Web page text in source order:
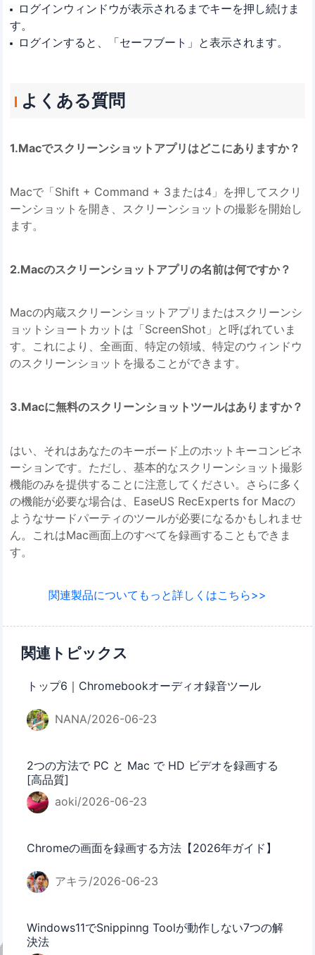
ログインウィンドウが表示されるまでキーを押し続けま
す。
ログインすると、「セーフブート」と表示されます。
よくある質問
1.Macでスクリーンショットアプリはどこにありますか？
Macで「Shift + Command + 3または4」を押してスクリ
ーンショットを開き、スクリーンショットの撮影を開始し
ます。
2.Macのスクリーンショットアプリの名前は何ですか？
Macの内蔵スクリーンショットアプリまたはスクリーンシ
ョットショートカットは「ScreenShot」と呼ばれていま
す。これにより、全画面、特定の領域、特定のウィンドウ
のスクリーンショットを撮ることができます。
3.Macに無料のスクリーンショットツールはありますか？
はい、それはあなたのキーボード上のホットキーコンビネ
ーションです。ただし、基本的なスクリーンショット撮影
機能のみを提供することに注意してください。さらに多く
の機能が必要な場合は、EaseUS RecExperts for Macの
ようなサードパーティのツールが必要になるかもしれませ
ん。これはMac画面上のすべてを録画することもできま
す。
関連製品についてもっと詳しくはこちら>>
関連トピックス
トップ6｜Chromebookオーディオ録音ツール
NANA/2026-06-23
2つの方法で PC と Mac で HD ビデオを録画する
[高品質]
aoki/2026-06-23
Chromeの画面を録画する方法【2026年ガイド】
アキラ/2026-06-23
Windows11でSnippinng Toolが動作しない7つの解
決法